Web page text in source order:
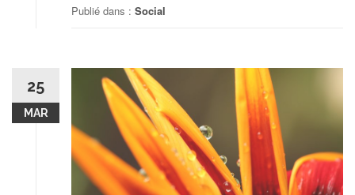
Publié dans : Social
25
MAR